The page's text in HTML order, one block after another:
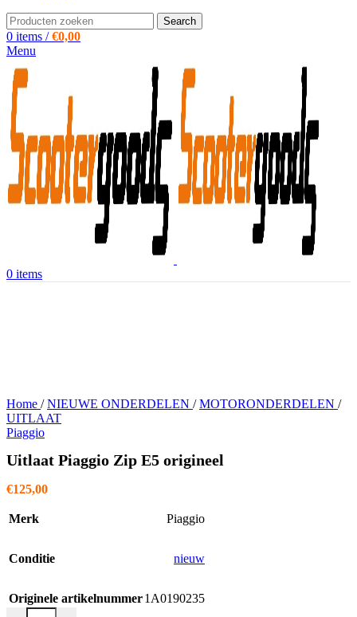
Search
0 items / €0,00
Menu
0 items
Home / NIEUWE ONDERDELEN / MOTORONDERDELEN /
UITLAAT
Piaggio
Uitlaat Piaggio Zip E5 origineel
€125,00
Merk Piaggio
Conditie nieuw
Originele artikelnummer1A0190235
Uitlaat Piaggio Zip E5 origineel aantal